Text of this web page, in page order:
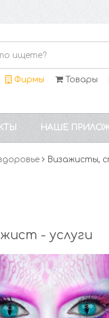
Фирмы Товары
НАШЕ
Визажисты,
- услуги